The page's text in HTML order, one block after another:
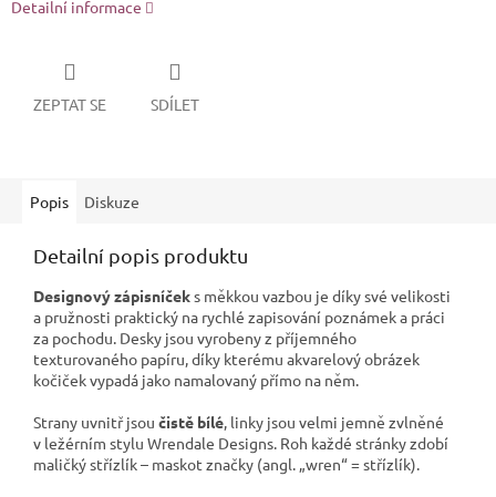
Detailní informace
ZEPTAT SE SDÍLET
Popis Diskuze
Detailní popis produktu
Designový zápisníčeks měkkou vazbou je díky své velikosti
a pružnosti praktický na rychlé zapisování poznámek a práci
za pochodu. Desky jsou vyrobeny z příjemného
texturovaného papíru, díky kterému akvarelový obrázek
kočiček vypadá jako namalovaný přímo na něm.
Strany uvnitř jsou čistě bílé, linky jsou velmi jemně zvlněné
v ležérním stylu Wrendale Designs. Roh každé stránky zdobí
maličký střízlík – maskot značky (angl. „wren“ = střízlík).